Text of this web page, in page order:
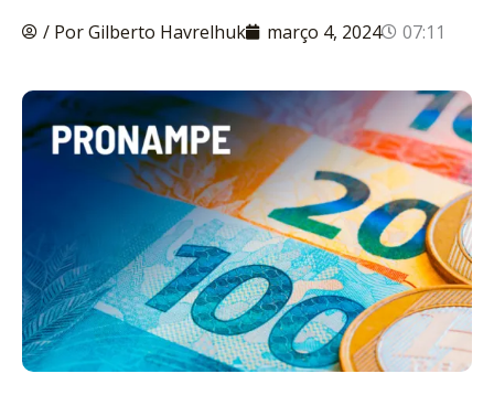
/ Por Gilberto Havrelhuk março 4, 2024 07:11